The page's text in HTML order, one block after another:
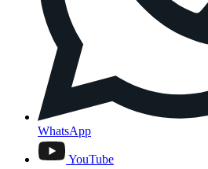
WhatsApp
YouTube